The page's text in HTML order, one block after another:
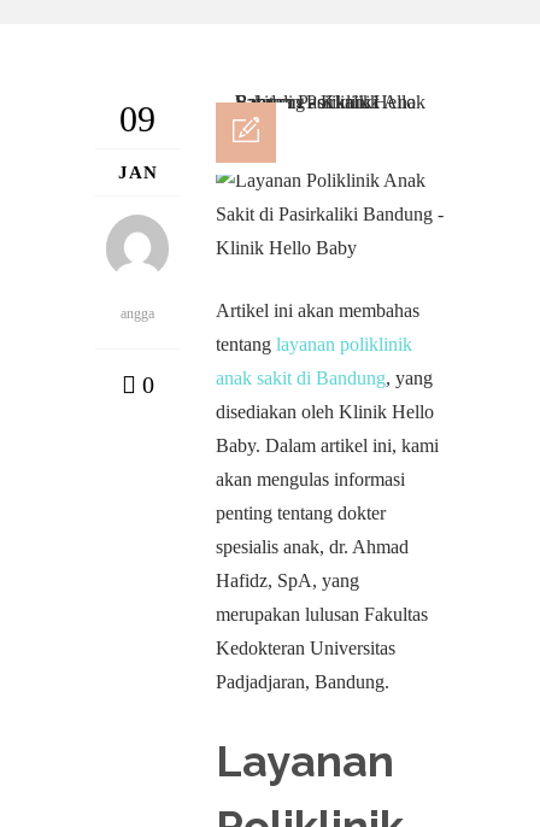
09
JAN
angga
0
Artikel ini akan membahas
tentang layanan poliklinik
anak sakit di Bandung, yang
disediakan oleh Klinik Hello
Baby. Dalam artikel ini, kami
akan mengulas informasi
penting tentang dokter
spesialis anak, dr. Ahmad
Hafidz, SpA, yang
merupakan lulusan Fakultas
Kedokteran Universitas
Padjadjaran, Bandung.
Layanan